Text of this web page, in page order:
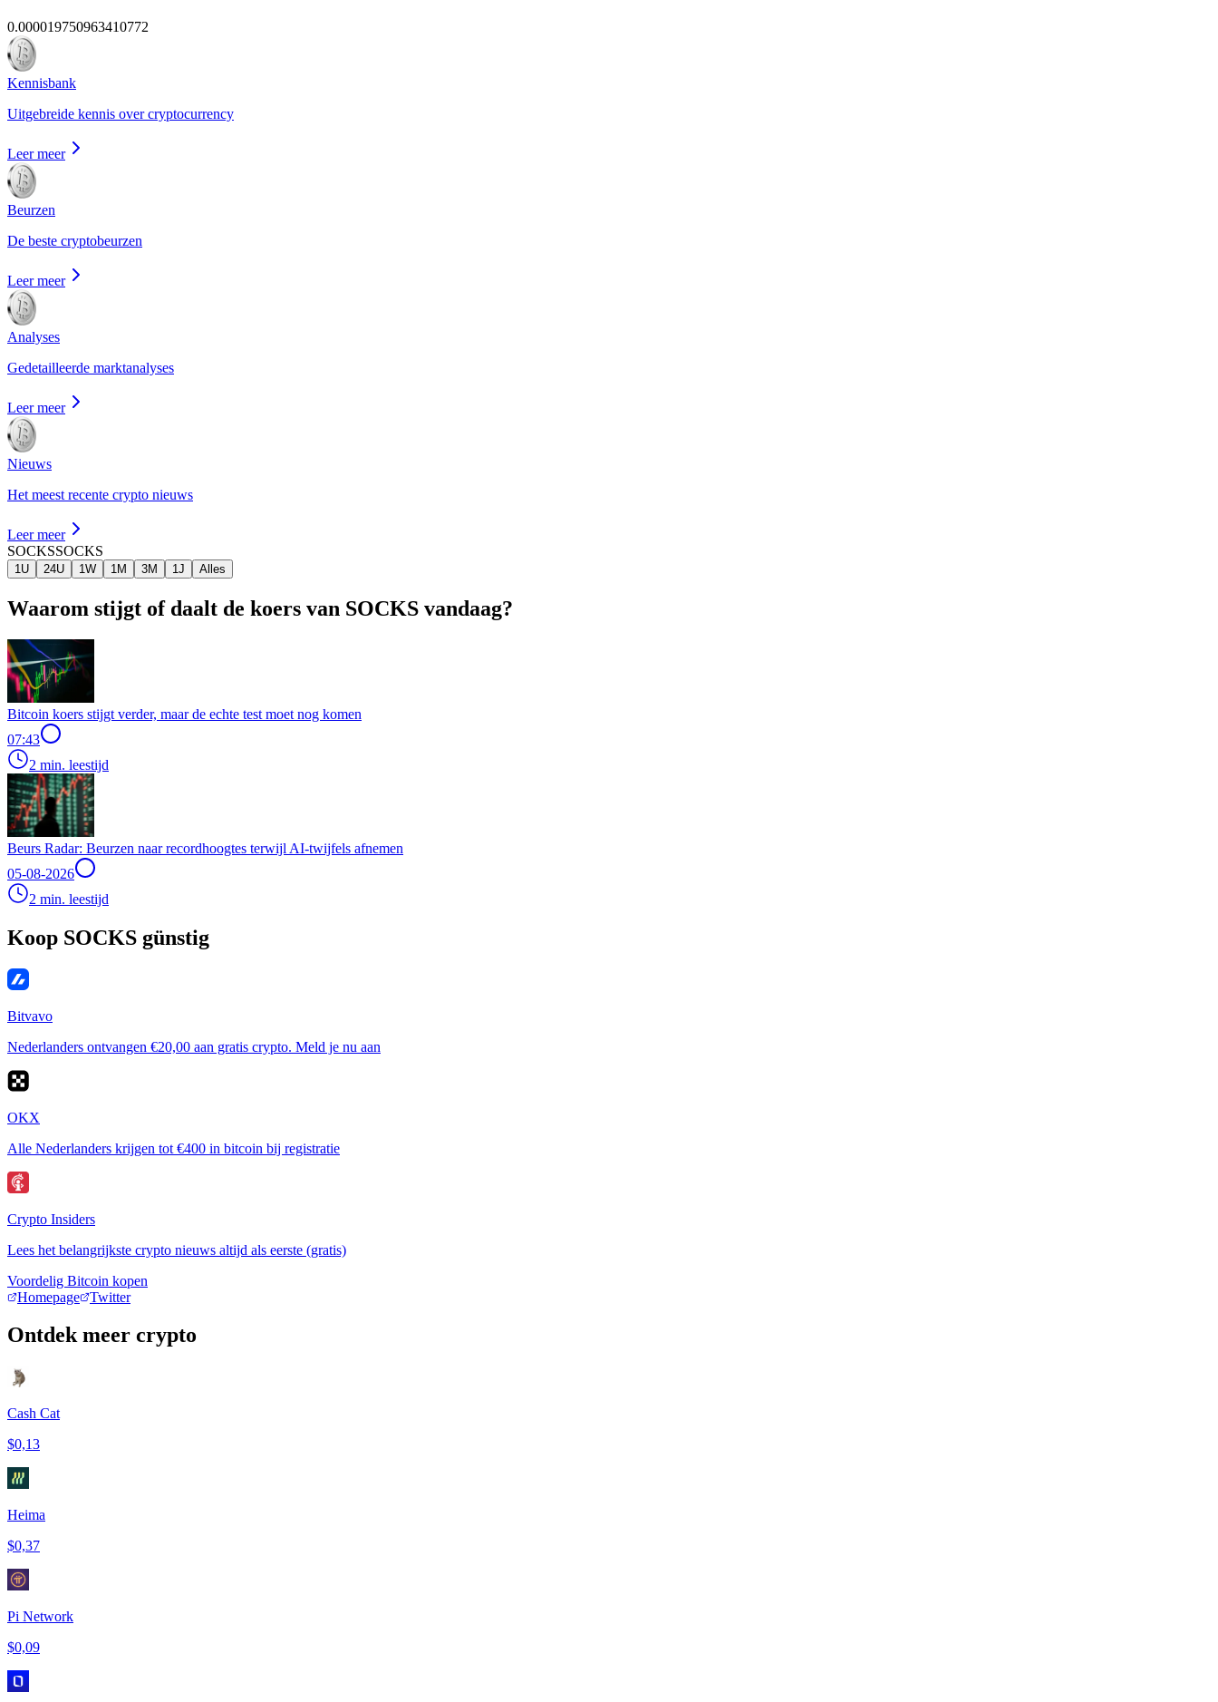
0.000019750963410772
Kennisbank
Uitgebreide kennis over cryptocurrency
Leer meer
Beurzen
De beste cryptobeurzen
Leer meer
Analyses
Gedetailleerde marktanalyses
Leer meer
Nieuws
Het meest recente crypto nieuws
Leer meer
SOCKSSOCKS
1U 24U 1W 1M 3M 1J Alles
Waarom stijgt of daalt de koers van SOCKS vandaag?
Bitcoin koers stijgt verder, maar de echte test moet nog komen
07:43
2 min. leestijd
Beurs Radar: Beurzen naar recordhoogtes terwijl AI-twijfels afnemen
05-08-2026
2 min. leestijd
Koop SOCKS günstig
Bitvavo
Nederlanders ontvangen €20,00 aan gratis crypto. Meld je nu aan
OKX
Alle Nederlanders krijgen tot €400 in bitcoin bij registratie
Crypto Insiders
Lees het belangrijkste crypto nieuws altijd als eerste (gratis)
Voordelig Bitcoin kopen
Homepage
Twitter
Ontdek meer crypto
Cash Cat
$0,13
Heima
$0,37
Pi Network
$0,09